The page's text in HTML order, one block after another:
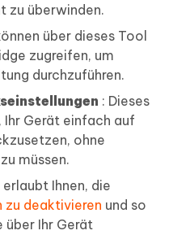
zu überwinden.
über dieses Tool
zugreifen, um
durchzuführen.
: Dieses
Gerät einfach auf
ohne
müssen.
erlaubt Ihnen, die
deaktivieren und so
über Ihr Gerät